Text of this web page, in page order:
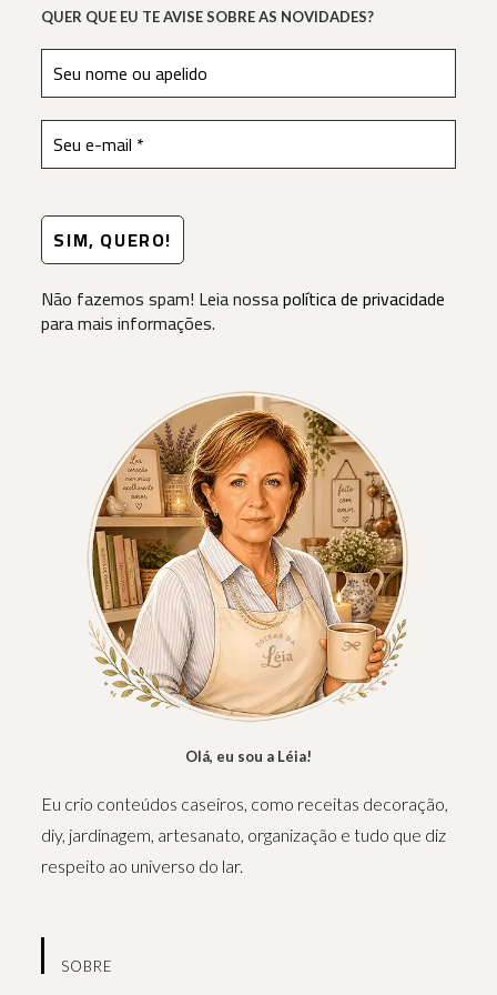
QUER QUE EU TE AVISE SOBRE AS NOVIDADES?
Não fazemos spam! Leia nossapolítica de privacidade
para mais informações.
Olá, eu sou a Léia!
Eu crio conteúdos caseiros, como receitas decoração,
diy, jardinagem, artesanato, organização e tudo que diz
respeito ao universo do lar.
SOBRE